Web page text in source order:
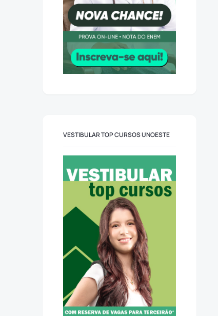
VESTIBULAR TOP CURSOS UNOESTE